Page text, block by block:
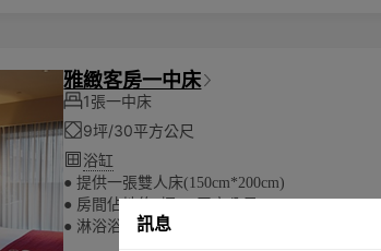
雅緻客房一中床
1張一中床
9坪/30平方公尺
浴缸
● 提供一張雙人床(150cm*200cm)
● 房間佔地約9坪(30平方公尺)
● 淋浴浴缸訊息